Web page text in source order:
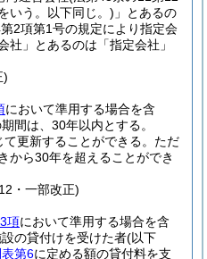
いう。以下同じ。) 」とあるの
2項第1号の規定により指定会
社」とあるのは「指定会社」
)
において準用する場合を含
間は、30年以内とする。
更新することができる。 ただ
から30年を超えることができ
・一部改正)
項において準用する場合を含
の貸付けを受けた者(以下
表第6に定める額の貸付料を支